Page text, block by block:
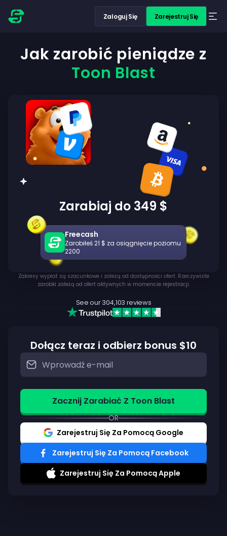
Zaloguj Się Zarejestruj Się
Jak zarobić pieniądze z
Toon Blast
Zarabiaj do 349 $
Freecash
Zarobiłeś 21 $ za osiągnięcie poziomu
2200
Zakresy wypłat są szacunkowe i zależą od dostępności ofert. Rzeczywiste
zarobki zależą od ofert aktywnych w momencie rejestracji.
See our304,103 reviews
Dołącz teraz i odbierz bonus $10
Zacznij Zarabiać Z Toon Blast
OR
Zarejestruj Się Za Pomocą Google
Zarejestruj Się Za Pomocą Facebook
Zarejestruj Się Za Pomocą Apple